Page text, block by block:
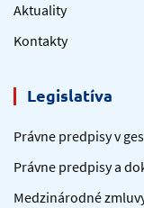
Aktuality
Kontakty
Legislatíva
Právne predpisy v
Právne predpisy a
Medzinárodné